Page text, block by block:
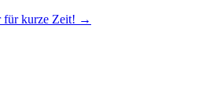
für kurze Zeit! →